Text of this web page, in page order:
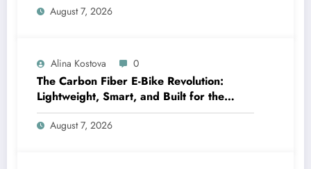
August 7, 2026
Alina Kostova 0
The Carbon Fiber E-Bike Revolution:
Lightweight, Smart, and Built for the
Future
August 7, 2026